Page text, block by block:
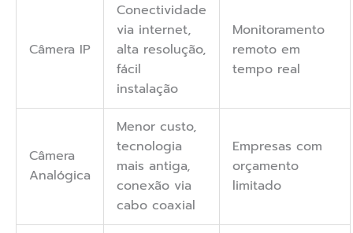
Câmera IP
Conectividade
via internet,
alta resolução,
fácil
instalação
Monitoramento
remoto em
tempo real
Câmera
Analógica
Menor custo,
tecnologia
mais antiga,
conexão via
cabo coaxial
Empresas com
orçamento
limitado